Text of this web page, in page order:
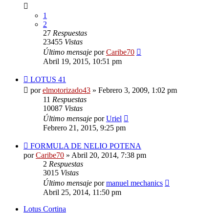
1
2
27 Respuestas
23455 Vistas
Último mensaje porCaribe70
Abril 19, 2015, 10:51 pm
LOTUS 41
porelmotorizado43 » Febrero 3, 2009, 1:02 pm
11 Respuestas
10087 Vistas
Último mensaje porUriel
Febrero 21, 2015, 9:25 pm
FORMULA DE NELIO POTENA
porCaribe70 » Abril 20, 2014, 7:38 pm
2 Respuestas
3015 Vistas
Último mensaje pormanuel mechanics
Abril 25, 2014, 11:50 pm
Lotus Cortina